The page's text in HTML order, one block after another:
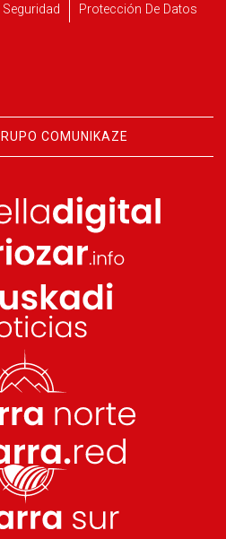
Seguridad Protección De Datos
COMUNIKAZE